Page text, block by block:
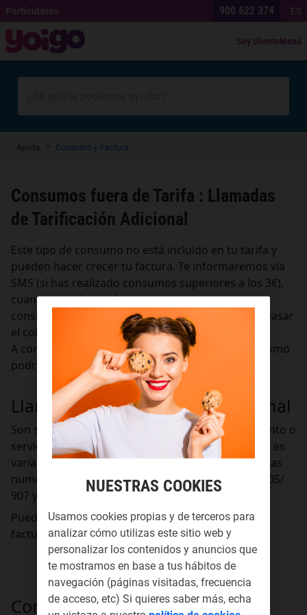
Particulares 900 622 374 ES
Soy clienteMenú
Ayuda Consumo y Factura
Consumos fuera de Tarifa : Llamadas
de Tarificación Adicional
Este tipo de consumo no está incluido en tu tarifa y
pueden hacer crecer tu factura. Te informaremos vía
SMS (si has realizado consumos superiores a los 3€),
cuando tu próxima factura contenga este tipo de
consumo para evitarte sorpresas inesperadas al pasar
el cobro.
A continuación, te explicamos en que consiste y como
podrías gestionar el mismo.
Llamadas de Tarificación Adicional
Son servicios para adultos, de ocio y entretenimiento o
servicios profesionales. El coste de estas llamadas es
variable según la empresa que dé el servicio. Son las
numeraciones que empiezan por 80X/ 901/ 902/ 905/
907 y 118X
Puedes ver estos consumos en el detalle de tu
factura.
Como Activar o desactivar estos
NUESTRAS COOKIES
Usamos cookies propias y de terceros para
analizar cómo utilizas este sitio web y
personalizar los contenidos y anuncios que
te mostramos en base a tus hábitos de
navegación (páginas visitadas, frecuencia
de acceso, etc) Si quieres saber más, echa